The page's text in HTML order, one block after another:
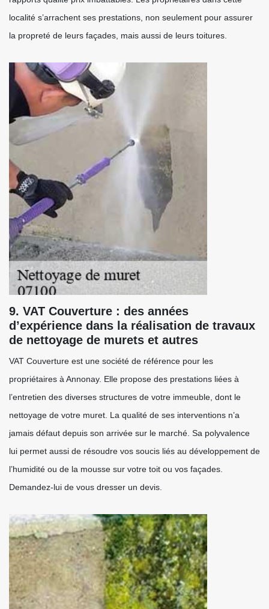
localité s’arrachent ses prestations, non seulement pour assurer
la propreté de leurs façades, mais aussi de leurs toitures.
9. VAT Couverture : des années
d’expérience dans la réalisation de travaux
de nettoyage de murets et autres
VAT Couverture est une société de référence pour les
propriétaires à Annonay. Elle propose des prestations liées à
l’entretien des diverses structures de votre immeuble, dont le
nettoyage de votre muret. La qualité de ses interventions n’a
jamais défaut depuis son arrivée sur le marché. Sa polyvalence
lui permet aussi de résoudre vos soucis liés au développement de
l’humidité ou de la mousse sur votre toit ou vos façades.
Demandez-lui de vous dresser un devis.